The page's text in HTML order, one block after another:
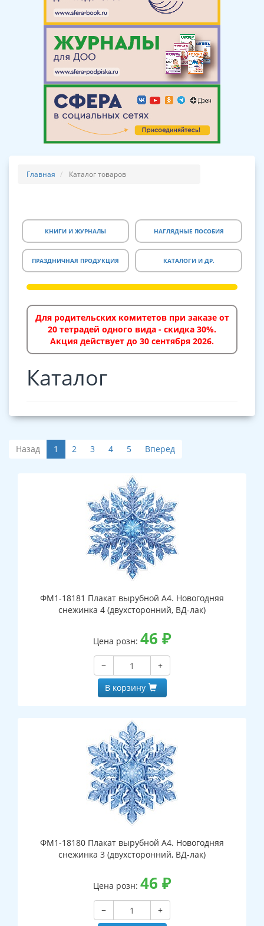
Главная Каталог товаров
КНИГИ И ЖУРНАЛЫ НАГЛЯДНЫЕ ПОСОБИЯ
ПРАЗДНИЧНАЯ ПРОДУКЦИЯ КАТАЛОГИ И ДР.
Для родительских комитетов при заказе от
20 тетрадей одного вида - скидка 30%.
Акция действует до 30 сентября 2026.
Каталог
Назад 1 2 3 4 5 Вперед
ФМ1-18181 Плакат вырубной А4. Новогодняя
снежинка 4 (двухсторонний, ВД-лак)
Цена розн: 46 ₽
−
+
В корзину
ФМ1-18180 Плакат вырубной А4. Новогодняя
снежинка 3 (двухсторонний, ВД-лак)
Цена розн: 46 ₽
−
+